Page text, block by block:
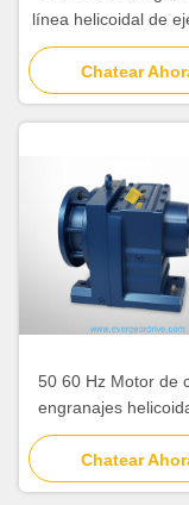
línea helicoidal de
diseñado con
enfriamiento de
automática o
garantice el
Chatear
50 60 Hz Motor de
engranajes
línea que ofrece
salida 110
Adecuado para
Chatear